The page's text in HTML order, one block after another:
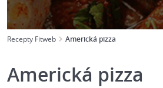
Recepty Fitweb Americká pizza
Americká pizza